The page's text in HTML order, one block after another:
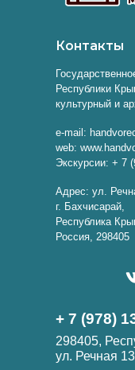
Контакты
Республики
культурный и
e-mail:
web:
Экскурсии: + 7
Адрес: ул.
г. Бахчисарай,
Республика
Россия, 298405
+ 7 (978)
298405,
ул. Речная